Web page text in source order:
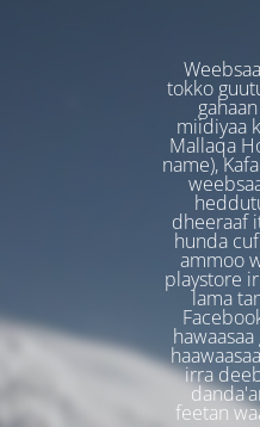
tokko
miidiyaa
Mallaqa
name),
dheeraaf
hunda
ammoo
playstore
lama
irra
feetan